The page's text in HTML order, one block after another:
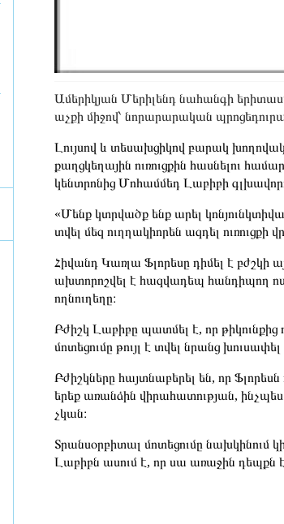
Ամերիկյան Մերիլենդ նահանգի
աչքի միջով՝ նորարարական
Լույսով և տեսախցիկով բարակ
քաղցկեղային ուռուցքին հասնելու
կենտրոնից Մոհամմեդ Լաբիբի
«Մենք կտրվածք ենք արել
տվել մեզ ուղղակիորեն ազդել ուռուցքի
Հիվանդ Կառլա Ֆլորեսը դիմել է բժշկի
ախտորոշվել է հազվադեպ հանդիպող
ողնուղեղը։
Բժիշկ Լաբիբը պատմել է, որ թիկունքից
մոտեցումը թույլ է տվել նրանց
Բժիշկները հայտնաբերել են, որ
երեք առանձին վիրահատության,
չկան։
Տրանսօրբիտալ մոտեցումը նախկինում
Լաբիբն ասում է, որ սա առաջին դեպքն